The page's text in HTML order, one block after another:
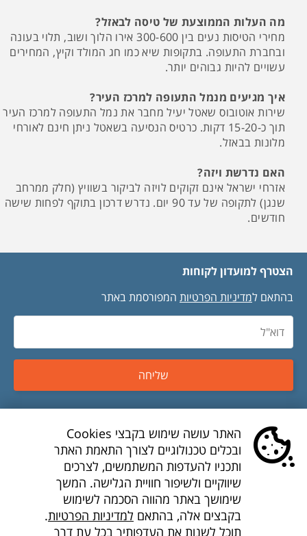
מה העלות הממוצעת של טיסה לבאזל?
מחירי הטיסות נעים בין 300-600 אירו הלוך ושוב, תלוי בעונה
ובחברת התעופה. בתקופות שיא כמו חג המולד וקיץ, המחירים
עשויים להיות גבוהים יותר.
איך מגיעים מנמל התעופה למרכז העיר?
שירות אוטובוס שאטל יעיל מחבר את נמל התעופה למרכז העיר
תוך כ-15-20 דקות. כרטיס הנסיעה בשאטל ניתן חינם לאורחי
מלונות בבאזל.
האם נדרשת ויזה?
אזרחי ישראל אינם זקוקים לויזה לביקור בשוויץ (חלק ממרחב
שנגן) לתקופה של עד 90 יום. נדרש דרכון בתוקף לפחות שישה
חודשים.
הצטרף למועדון לקוחות
בהתאם למדיניות הפרטיות המפורסמת באתר
שליחה
טיסות זולות
טיסות לואו קוסט
דילים לואו קוסט
חברות תעופה
האתר עושה שימוש בקבצי Cookies
ובכלים טכנולוגיים לצורך התאמת האתר
ותכניו להעדפות המשתמשים, לצרכים
שיווקיים ולשיפור חוויית הגלישה. המשך
שימושך באתר מהווה הסכמה לשימוש
בקבצים אלה, בהתאם למדיניות הפרטיות.
תוכל לשנות את העדפותיך בכל עת דרך